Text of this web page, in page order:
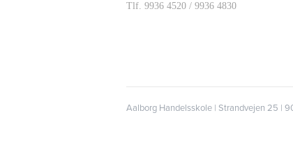
Tlf. 9936 4520 / 9936 4830
Aalborg Handelsskole | Strandvejen 25 |